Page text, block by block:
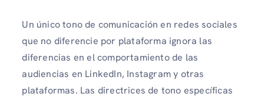
Un único tono de comunicación en redes sociales
que no diferencie por plataforma ignora las
diferencias en el comportamiento de las
audiencias en LinkedIn, Instagram y otras
plataformas. Las directrices de tono específicas